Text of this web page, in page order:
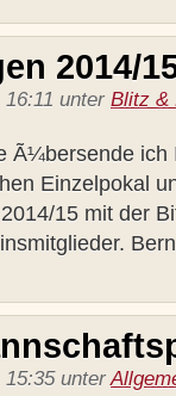
2014/
unter Blitz &
Ã¼bersende ich
Einzelpokal
15 mit der
15:35 unter